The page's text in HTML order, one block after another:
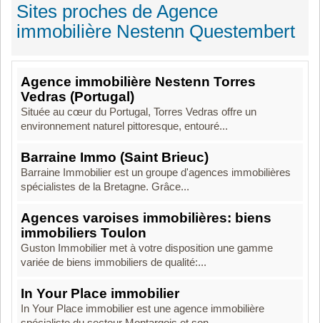
Sites proches de Agence
immobilière Nestenn Questembert
Agence immobilière Nestenn Torres
Vedras (Portugal)
Située au cœur du Portugal, Torres Vedras offre un
environnement naturel pittoresque, entouré...
Barraine Immo (Saint Brieuc)
Barraine Immobilier est un groupe d'agences immobilières
spécialistes de la Bretagne. Grâce...
Agences varoises immobilières: biens
immobiliers Toulon
Guston Immobilier met à votre disposition une gamme
variée de biens immobiliers de qualité:...
In Your Place immobilier
In Your Place immobilier est une agence immobilière